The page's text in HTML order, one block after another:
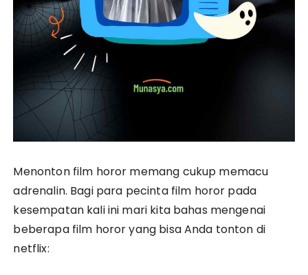
Menonton film horor memang cukup memacu
adrenalin. Bagi para pecinta film horor pada
kesempatan kali ini mari kita bahas mengenai
beberapa film horor yang bisa Anda tonton di
netflix: